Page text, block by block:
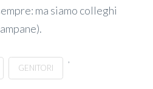
ma siamo colleghi
GENITORI